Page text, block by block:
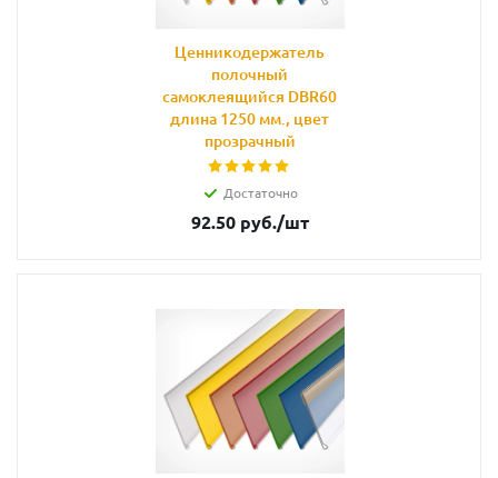
Ценникодержатель
полочный
самоклеящийся DBR60
длина 1250 мм., цвет
прозрачный
Достаточно
92.50руб./шт